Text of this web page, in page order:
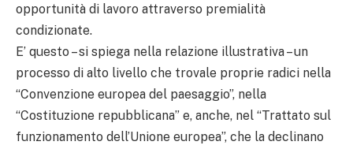
opportunità di lavoro attraverso premialità
condizionate.
E’ questo – si spiega nella relazione illustrativa – un
processo di alto livello che trovale proprie radici nella
“Convenzione europea del paesaggio”, nella
“Costituzione repubblicana” e, anche, nel “Trattato sul
funzionamento dell’Unione europea”, che la declinano